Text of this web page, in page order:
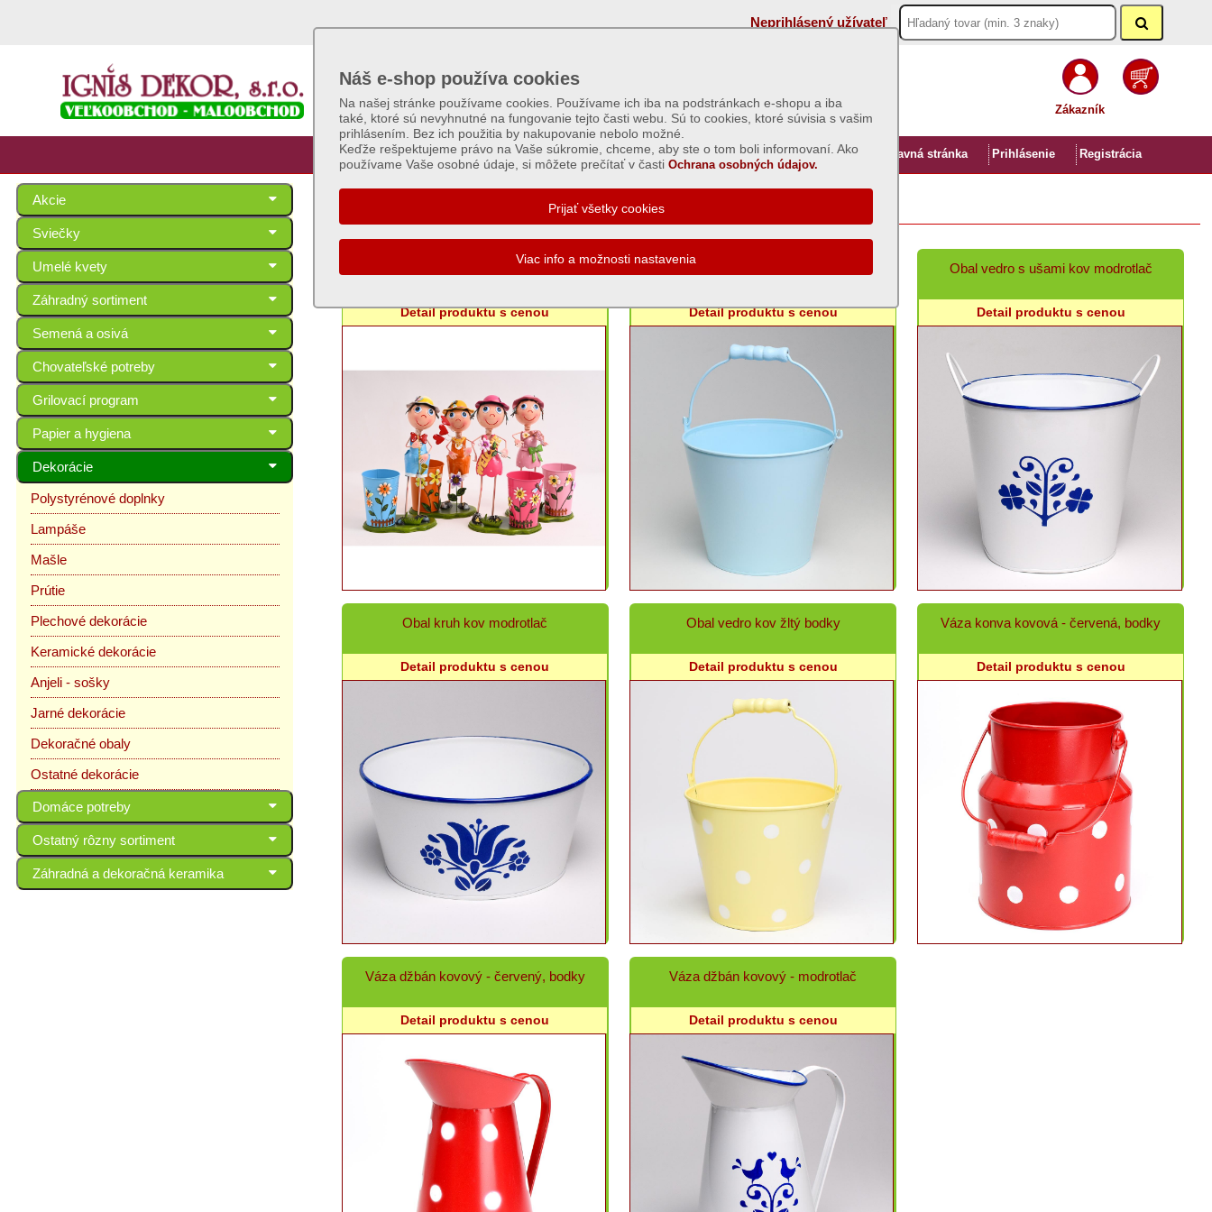
Neprihlásený užívateľ
Zákazník
Úvod Hlavná stránka Prihlásenie Registrácia
Náš e-shop používa cookies
Na našej stránke používame cookies. Používame ich iba na podstránkach e-shopu a iba
také, ktoré sú nevyhnutné na fungovanie tejto časti webu. Sú to cookies, ktoré súvisia s vašim
prihlásením. Bez ich použitia by nakupovanie nebolo možné.
Keďže rešpektujeme právo na Vaše súkromie, chceme, aby ste o tom boli informovaní. Ako
používame Vaše osobné údaje, si môžete prečítať v časti Ochrana osobných údajov.
Akcie
Sviečky
Umelé kvety
Záhradný sortiment
Semená a osivá
Chovateľské potreby
Grilovací program
Papier a hygiena
Dekorácie
Polystyrénové doplnky
Lampáše
Mašle
Prútie
Plechové dekorácie
Keramické dekorácie
Anjeli - sošky
Jarné dekorácie
Dekoračné obaly
Ostatné dekorácie
Domáce potreby
Ostatný rôzny sortiment
Záhradná a dekoračná keramika
Detail produktu s cenou Detail produktu s cenou
Obal vedro s ušami kov modrotlač
Detail produktu s cenou
Obal kruh kov modrotlač
Detail produktu s cenou
Obal vedro kov žltý bodky
Detail produktu s cenou
Váza konva kovová - červená, bodky
Detail produktu s cenou
Váza džbán kovový - červený, bodky
Detail produktu s cenou
Váza džbán kovový - modrotlač
Detail produktu s cenou